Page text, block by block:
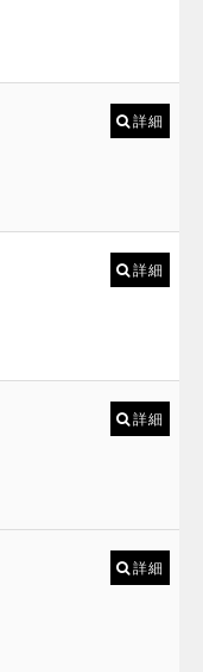
詳細
詳細
詳細
詳細